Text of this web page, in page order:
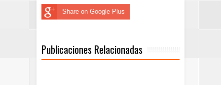
Share on Google Plus
Publicaciones Relacionadas